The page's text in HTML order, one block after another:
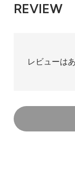
REVIEW
レビューは